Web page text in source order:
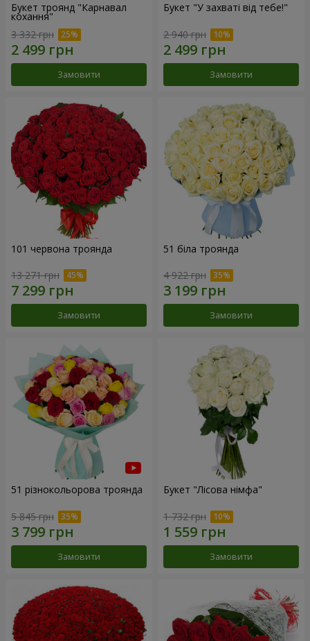
Букет троянд "Карнавал
кохання"
3 332 грн
Замовити
Букет "У захваті від тебе!"
2 940 грн
Замовити
101 червона троянда
13 271 грн
Замовити
51 біла троянда
4 922 грн
Замовити
51 різнокольорова троянда
5 845 грн
Замовити
Букет "Лісова німфа"
1 732 грн
Замовити